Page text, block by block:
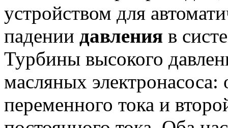
устройством для
падении давления в
Турбины высокого
масляных электронасоса:
переменного тока и